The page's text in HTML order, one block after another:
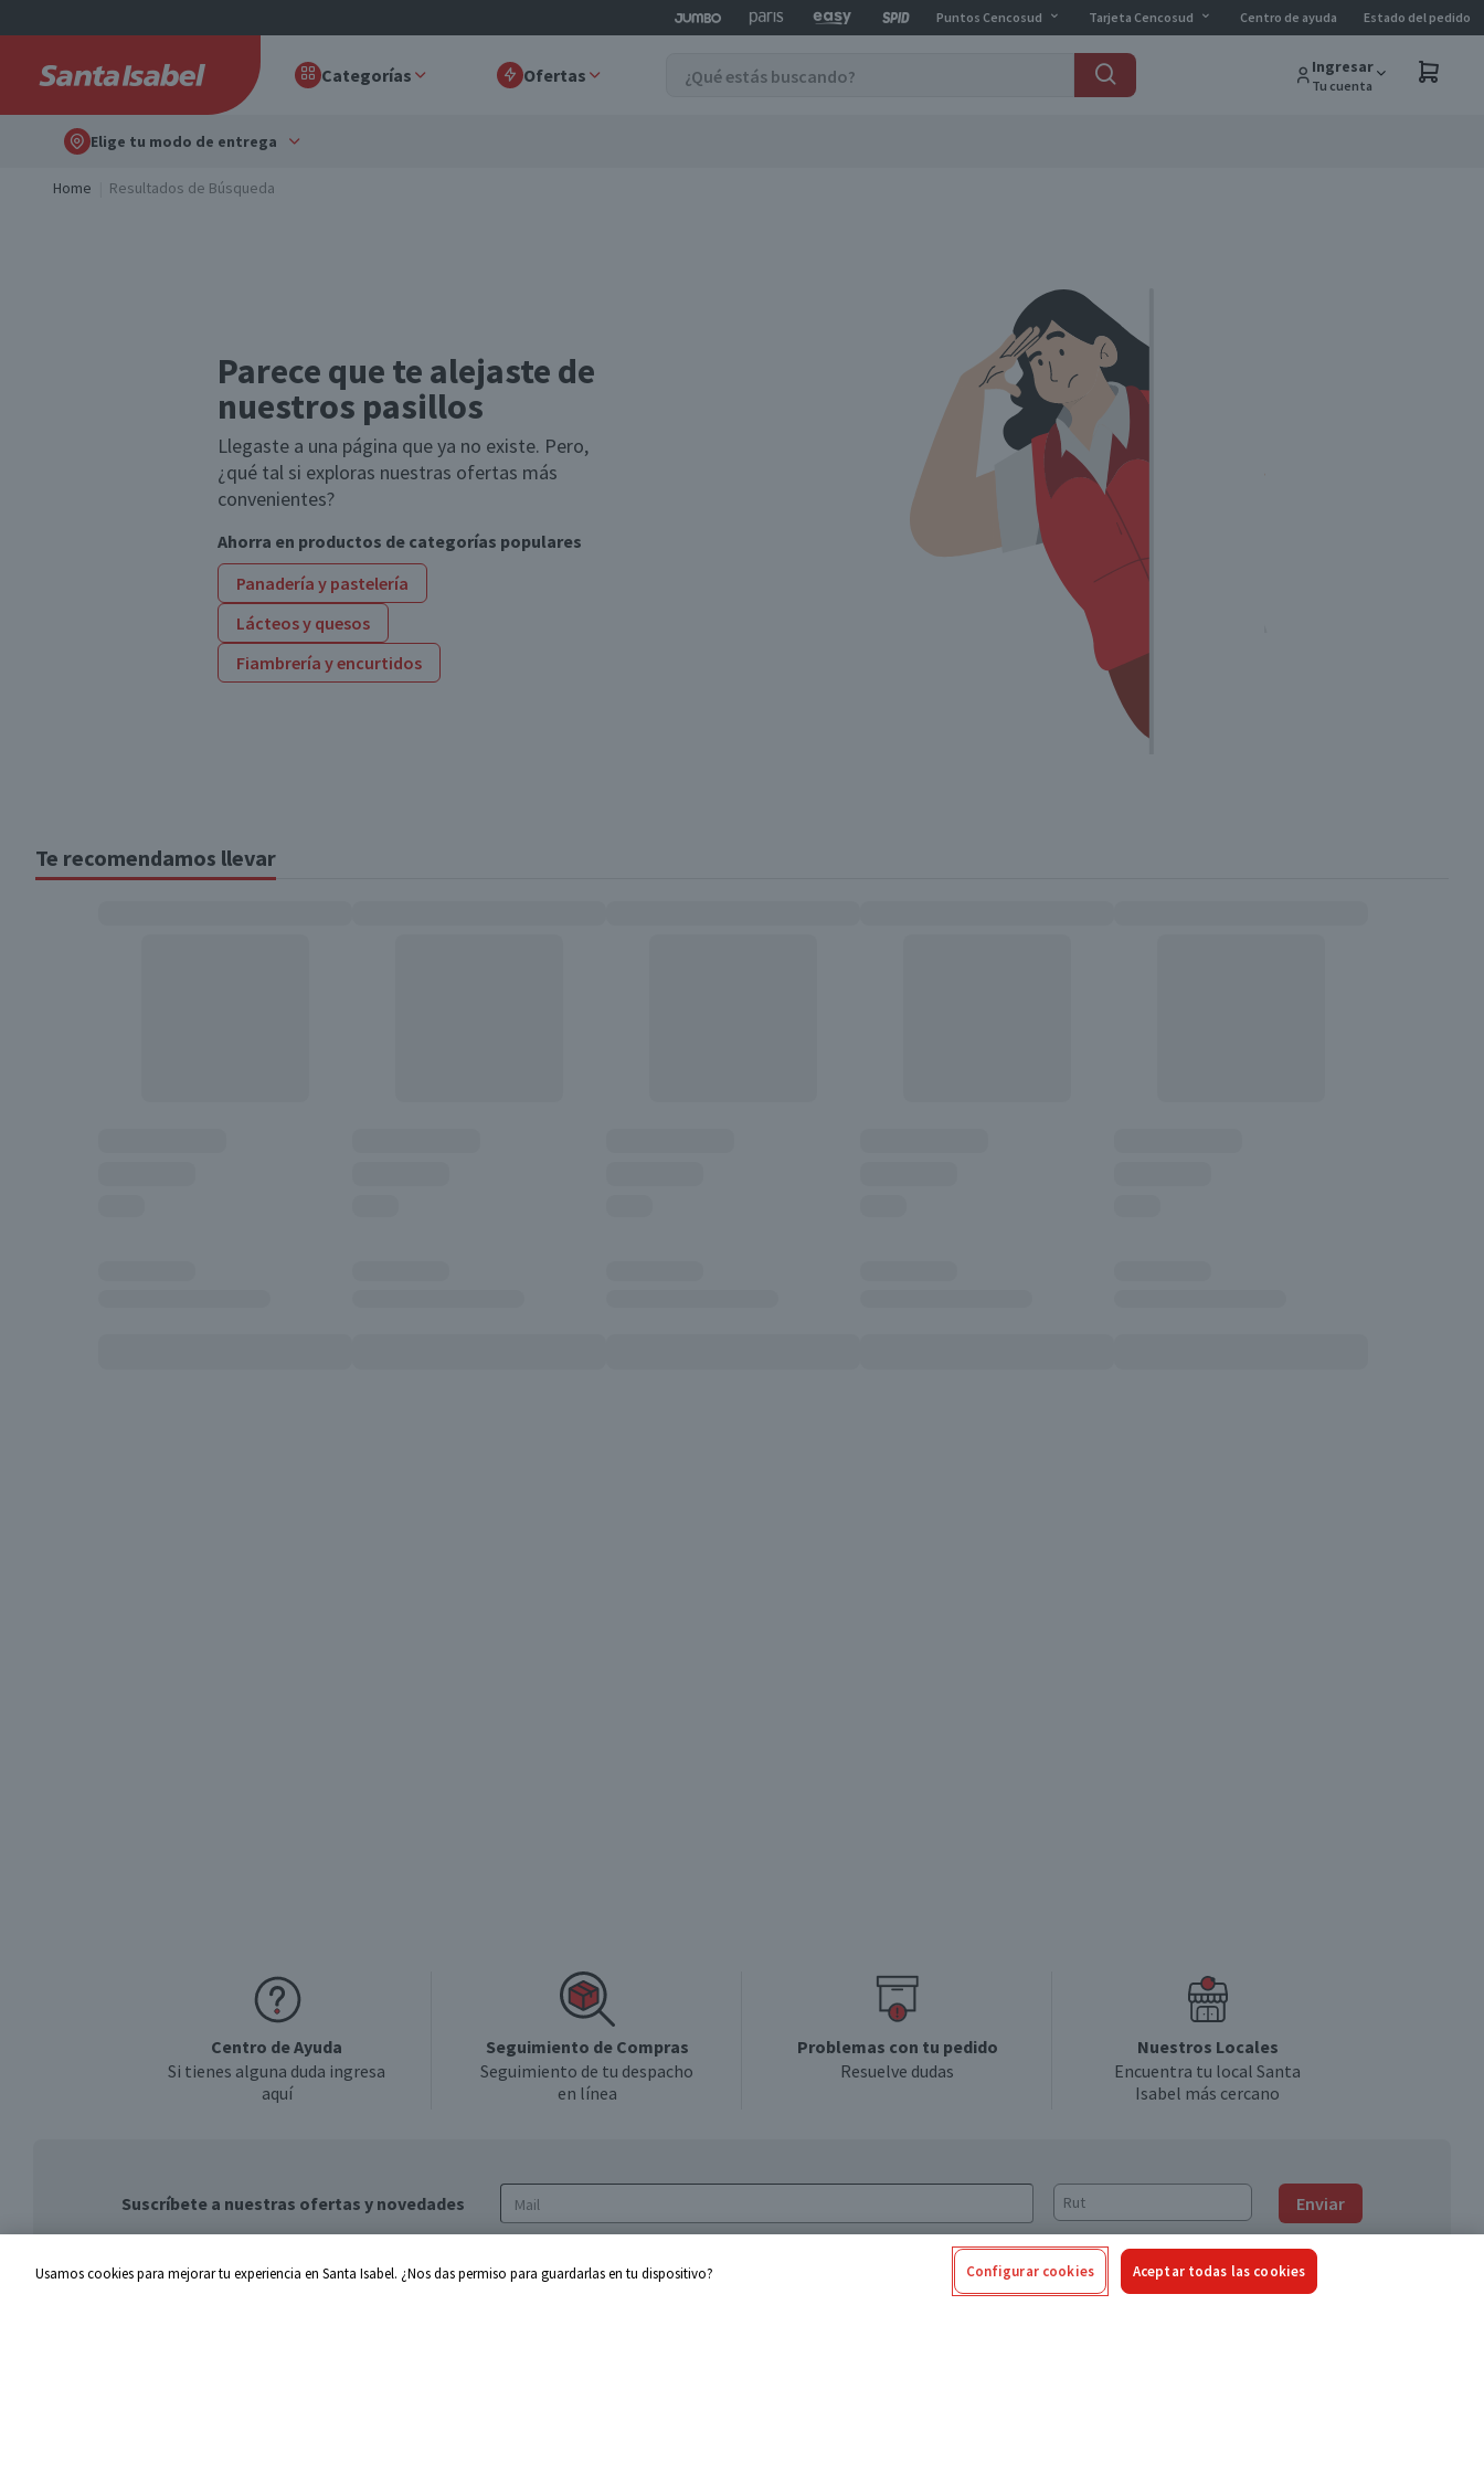
Puntos Cencosud Tarjeta Cencosud Centro de ayuda Estado del pedido
Categorías Ofertas Ingresar
Tu cuenta
Elige tu modo de entrega
Home Resultados de Búsqueda
Parece que te alejaste de
nuestros pasillos
Llegaste a una página que ya no existe. Pero,
¿qué tal si exploras nuestras ofertas más
convenientes?
Ahorra en productos de categorías populares
Panadería y pastelería
Lácteos y quesos
Fiambrería y encurtidos
Te recomendamos llevar
Centro de Ayuda
Si tienes alguna duda ingresa
aquí
Seguimiento de Compras
Seguimiento de tu despacho
en línea
Problemas con tu pedido
Resuelve dudas
Nuestros Locales
Encuentra tu local Santa
Isabel más cercano
Suscríbete a nuestras ofertas y novedades Enviar
de privacidad y de tratamiento de datos
Usamos cookies para mejorar tu experiencia en Santa Isabel. ¿Nos das permiso para guardarlas en tu dispositivo? Configurar cookies Aceptar todas las cookies